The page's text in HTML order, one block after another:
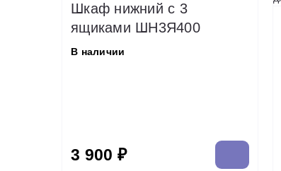
Шкаф нижний с 3
ящиками ШН3Я400
В наличии
3 900 ₽